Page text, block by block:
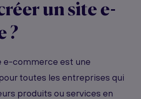
un site e-
?
e-commerce est une
toutes les entreprises qui
produits ou services en